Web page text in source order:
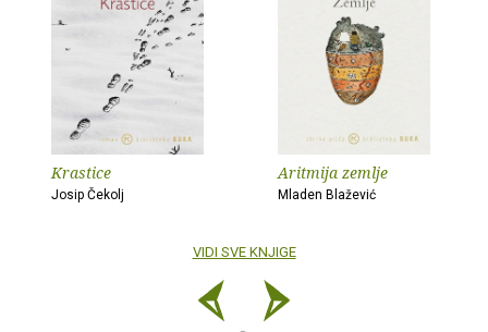
Krastice
Josip Čekolj
Aritmija zemlje
Mladen Blažević
VIDI SVE KNJIGE